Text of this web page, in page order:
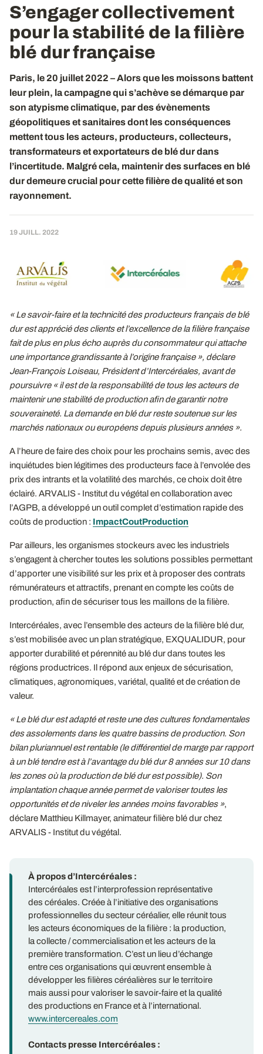
S’engager collectivement
pour la stabilité de la filière
blé dur française
Paris, le 20 juillet 2022 – Alors que les moissons battent
leur plein, la campagne qui s’achève se démarque par
son atypisme climatique, par des évènements
géopolitiques et sanitaires dont les conséquences
mettent tous les acteurs, producteurs, collecteurs,
transformateurs et exportateurs de blé dur dans
l’incertitude. Malgré cela, maintenir des surfaces en blé
dur demeure crucial pour cette filière de qualité et son
rayonnement.
19 JUILL. 2022
« Le savoir-faire et la technicité des producteurs français de blé
dur est apprécié des clients et l’excellence de la filière française
fait de plus en plus écho auprès du consommateur qui attache
une importance grandissante à l’origine française », déclare
Jean-François Loiseau, Président d’Intercéréales, avant de
poursuivre « il est de la responsabilité de tous les acteurs de
maintenir une stabilité de production afin de garantir notre
souveraineté. La demande en blé dur reste soutenue sur les
marchés nationaux ou européens depuis plusieurs années ».
A l’heure de faire des choix pour les prochains semis, avec des
inquiétudes bien légitimes des producteurs face à l’envolée des
prix des intrants et la volatilité des marchés, ce choix doit être
éclairé. ARVALIS - Institut du végétal en collaboration avec
l’AGPB, a développé un outil complet d’estimation rapide des
coûts de production : ImpactCoutProduction
Par ailleurs, les organismes stockeurs avec les industriels
s’engagent à chercher toutes les solutions possibles permettant
d’apporter une visibilité sur les prix et à proposer des contrats
rémunérateurs et attractifs, prenant en compte les coûts de
production, afin de sécuriser tous les maillons de la filière.
Intercéréales, avec l’ensemble des acteurs de la filière blé dur,
s’est mobilisée avec un plan stratégique, EXQUALIDUR, pour
apporter durabilité et pérennité au blé dur dans toutes les
régions productrices. Il répond aux enjeux de sécurisation,
climatiques, agronomiques, variétal, qualité et de création de
valeur.
« Le blé dur est adapté et reste une des cultures fondamentales
des assolements dans les quatre bassins de production. Son
bilan pluriannuel est rentable (le différentiel de marge par rapport
à un blé tendre est à l’avantage du blé dur 8 années sur 10 dans
les zones où la production de blé dur est possible). Son
implantation chaque année permet de valoriser toutes les
opportunités et de niveler les années moins favorables »,
déclare Matthieu Killmayer, animateur filière blé dur chez
ARVALIS - Institut du végétal.
À propos d’Intercéréales :
Intercéréales est l’interprofession représentative
des céréales. Créée à l’initiative des organisations
professionnelles du secteur céréalier, elle réunit tous
les acteurs économiques de la filière : la production,
la collecte / commercialisation et les acteurs de la
première transformation. C’est un lieu d’échange
entre ces organisations qui œuvrent ensemble à
développer les filières céréalières sur le territoire
mais aussi pour valoriser le savoir-faire et la qualité
des productions en France et à l’international.
www.intercereales.com
Contacts presse Intercéréales :